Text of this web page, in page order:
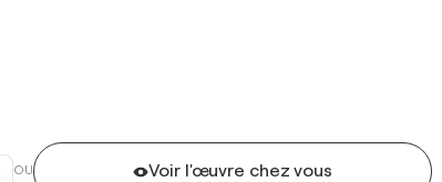
OU Voir l'œuvre chez vous